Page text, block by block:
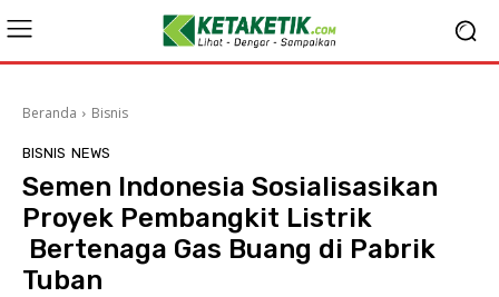
Beranda Bisnis
BISNIS NEWS
Semen Indonesia Sosialisasikan
Proyek Pembangkit Listrik
Bertenaga Gas Buang di Pabrik
Tuban